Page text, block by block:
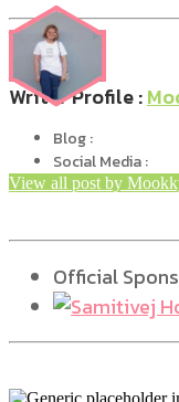
Writer Profile :
Blog :
Social Media :
View all post by
Official